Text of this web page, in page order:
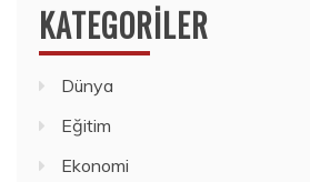
KATEGORILER
Dünya
Eğitim
Ekonomi